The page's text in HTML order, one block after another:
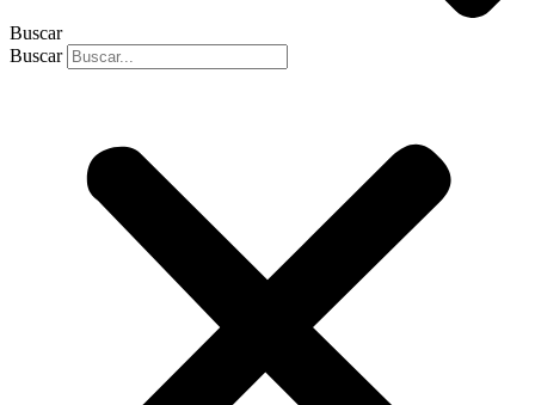
Buscar
Buscar